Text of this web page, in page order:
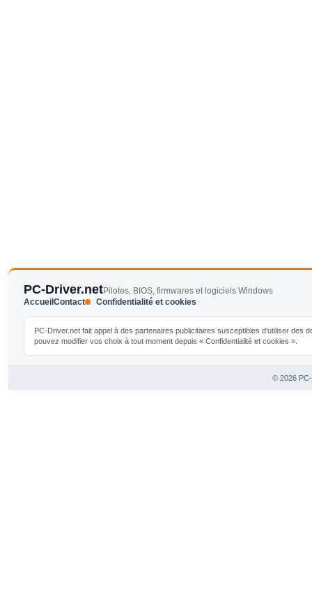
PC-Driver.netPilotes, BIOS, firmwares et logiciels Windows
AccueilContact Confidentialité et cookies
PC-Driver.net fait appel à des partenaires publicitaires susceptibles d'utiliser
pouvez modifier vos choix à tout moment depuis « Confidentialité et cookies ».
© 2026